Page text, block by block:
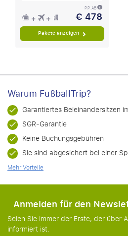
P.P. AB
€ 478
Pakete anzeigen
Warum FußballTrip?
Garantiertes Beieinandersitzen
SGR-Garantie
Keine Buchungsgebühren
Sie sind abgesichert bei einer
Mehr Vorteile
Anmelden für den
Seien Sie immer der Erste, der über
informiert ist.